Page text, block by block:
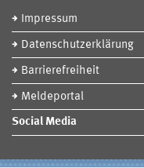
Impressum
Datenschutzerklärung
Barrierefreiheit
Meldeportal
Social Media